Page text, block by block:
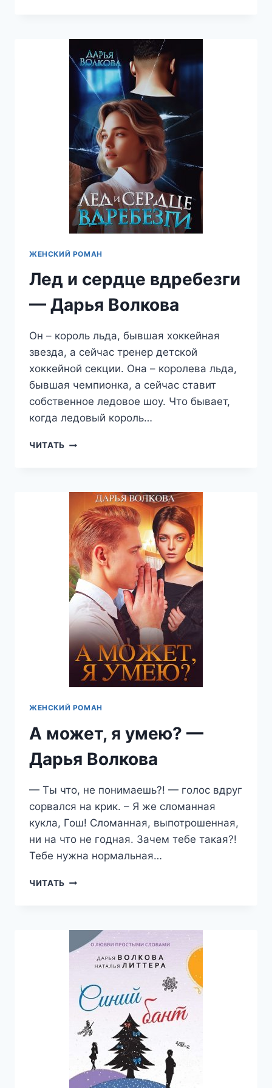
ЖЕНСКИЙ РОМАН
Лед и сердце вдребезги
— Дарья Волкова
Он – король льда, бывшая хоккейная
звезда, а сейчас тренер детской
хоккейной секции. Она – королева льда,
бывшая чемпионка, а сейчас ставит
собственное ледовое шоу. Что бывает,
когда ледовый король…
ЧИТАТЬ ЛЕД
—
ДАРЬЯ
ВОЛКОВА
ЖЕНСКИЙ РОМАН
А может, я умею? —
Дарья Волкова
— Ты что, не понимаешь?! — голос вдруг
сорвался на крик. – Я же сломанная
кукла, Гош! Сломанная, выпотрошенная,
ни на что не годная. Зачем тебе такая?!
Тебе нужна нормальная…
ЧИТАТЬ А
—
ДАРЬЯ
ВОЛКОВА